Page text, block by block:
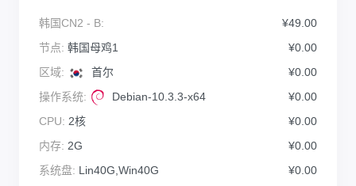
韩国CN2 - B:
¥49.00
节点: 韩国母鸡1
¥0.00
区域:
首尔
¥0.00
操作系统:
Debian-10.3.3-x64
¥0.00
CPU: 2核
¥0.00
内存: 2G
¥0.00
系统盘: Lin40G,Win40G
¥0.00